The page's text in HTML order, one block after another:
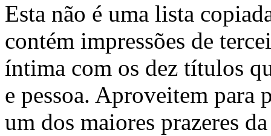
Esta não é uma lista
contém impressões de
íntima com os dez títulos
e pessoa. Aproveitem
um dos maiores prazeres